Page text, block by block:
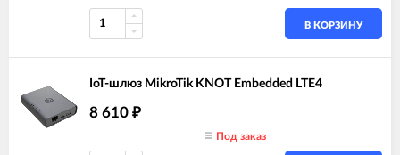
В КОРЗИНУ
IoT-шлюз MikroTik KNOT Embedded LTE4
8 610 ₽
Под заказ